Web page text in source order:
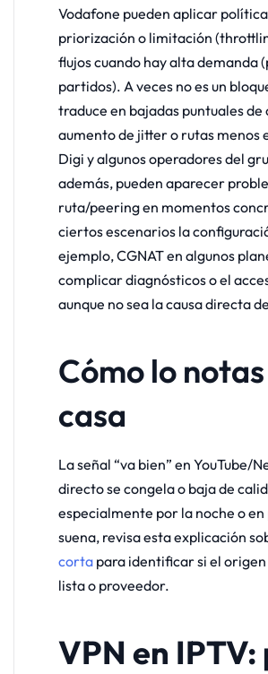
Vodafone pueden aplicar
priorización o limitación
flujos cuando hay alta demanda
partidos). A veces no es un
traduce en bajadas puntuales de
aumento de jitter o rutas menos
Digi y algunos operadores del
además, pueden aparecer
ruta/peering en momentos
ciertos escenarios la
ejemplo, CGNAT en algunos
complicar diagnósticos o el
aunque no sea la causa directa
Cómo lo
casa
La señal “va bien” en YouTube/
directo se congela o baja de
especialmente por la noche o
suena, revisa esta explicación
corta para identificar si el origen
lista o proveedor.
VPN en IPTV: